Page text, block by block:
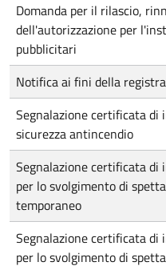
Domanda per il rilascio,
dell'autorizzazione per
pubblicitari
Notifica ai fini della
Segnalazione certificata
sicurezza antincendio
Segnalazione certificata
per lo svolgimento di
temporaneo
Segnalazione certificata
per lo svolgimento di